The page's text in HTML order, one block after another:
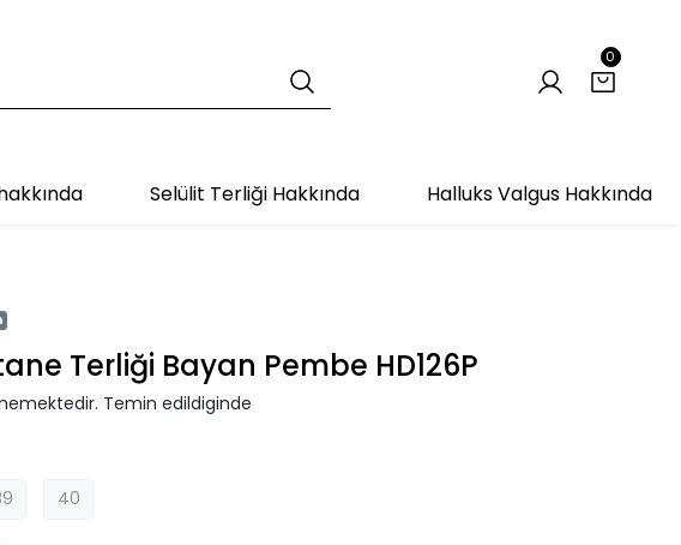
0
Selülit Terliği Hakkında Halluks Valgus Hakkında
Terliği Bayan Pembe HD126P
Temin edildiginde
40